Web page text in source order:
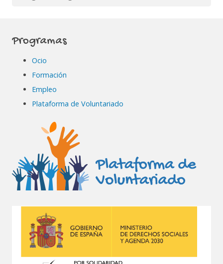
Programas
Ocio
Formación
Empleo
Plataforma de Voluntariado